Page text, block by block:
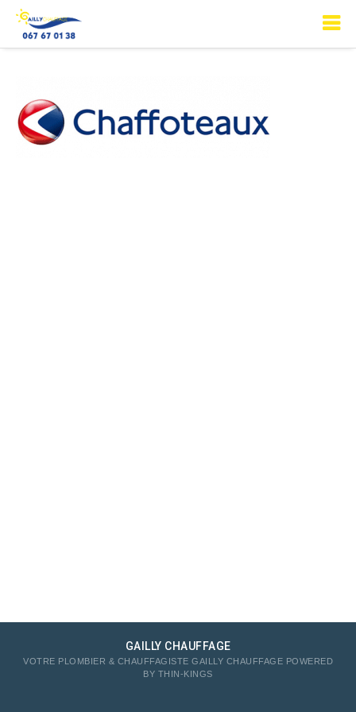
GAILLY CHAUFFAGE
VOTRE PLOMBIER & CHAUFFAGISTE GAILLY CHAUFFAGE POWERED
BY THIN-KINGS